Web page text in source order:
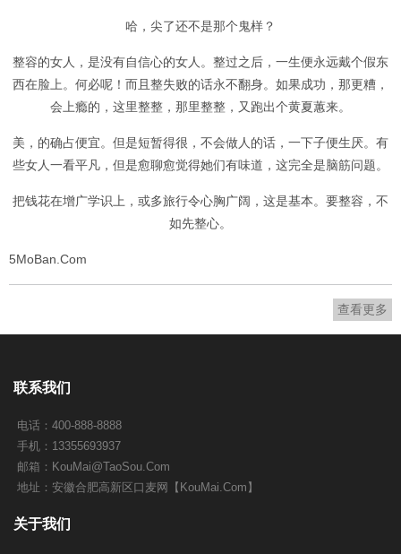
哈，尖了还不是那个鬼样？
整容的女人，是没有自信心的女人。整过之后，一生便永远戴个假东
西在脸上。何必呢！而且整失败的话永不翻身。如果成功，那更糟，
会上瘾的，这里整整，那里整整，又跑出个黄夏蕙来。
美，的确占便宜。但是短暂得很，不会做人的话，一下子便生厌。有
些女人一看平凡，但是愈聊愈觉得她们有味道，这完全是脑筋问题。
把钱花在增广学识上，或多旅行令心胸广阔，这是基本。要整容，不
如先整心。
5MoBan.Com
查看更多
联系我们
电话：400-888-8888
手机：13355693937
邮箱： KouMai@TaoSou.Com
地址：安徽合肥高新区口麦网【KouMai.Com】
关于我们